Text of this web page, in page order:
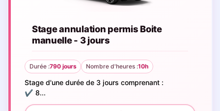
Stage annulation permis Boite
manuelle - 3 jours
Durée :790 jours Nombre d'heures :10h
Stage d'une durée de 3 jours comprenant :
✔️ 8...